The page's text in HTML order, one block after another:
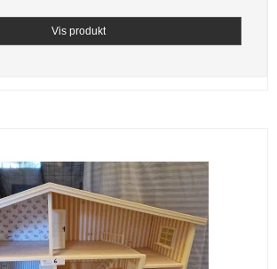
Vis produkt